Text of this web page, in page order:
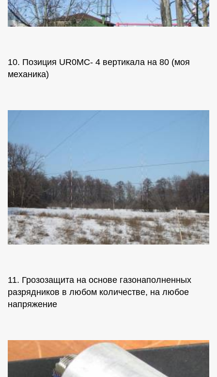
10. Позиция UR0MC- 4 вертикала на 80 (моя
механика)
11. Грозозащита на основе газонаполненных
разрядников в любом количестве, на любое
напряжение